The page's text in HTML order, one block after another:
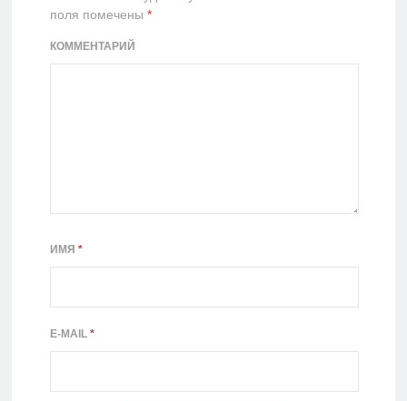
поля помечены *
КОММЕНТАРИЙ
ИМЯ *
E-MAIL *